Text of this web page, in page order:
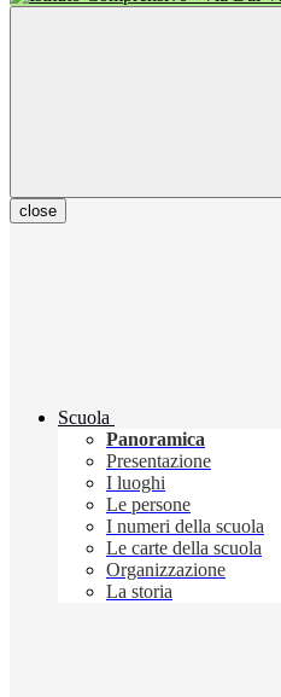
close
Scuola
Panoramica
Presentazione
I luoghi
Le persone
I numeri della scuola
Le carte della scuola
Organizzazione
La storia